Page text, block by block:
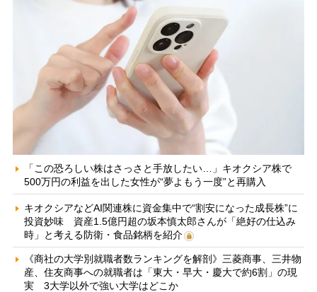
「この恐ろしい株はさっさと手放したい…」キオクシア株で
500万円の利益を出した女性が“夢よもう一度”と再購入
キオクシアなどAI関連株に資金集中で“割安になった成長株”に
投資妙味 資産1.5億円超の坂本慎太郎さんが「絶好の仕込み
時」と考える防衛・食品銘柄を紹介
《商社の大学別就職者数ランキングを解剖》三菱商事、三井物
産、住友商事への就職者は「東大・早大・慶大で約6割」の現
実 3大学以外で強い大学はどこか